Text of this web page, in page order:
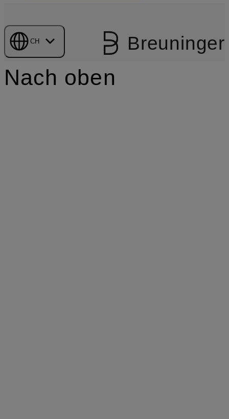
CH Breuninger
Nach oben